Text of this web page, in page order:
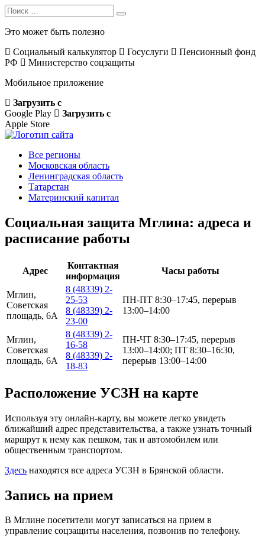
Search
for:
Search
Это может быть полезно
Социальный калькулятор
Госуслуги
Пенсионный фонд
РФ
Министерство соцзащиты
Мобильное приложение
Загрузить с
Google Play
Загрузить с
Apple Store
Все регионы
Московская область
Ленинградская область
Татарстан
Материнский капитал
Социальная защита Мглина: адреса и
расписание работы
Адрес
Контактная
информация
Часы работы
Мглин,
Советская
площадь, 6А
8 (48339) 2-
25-53
8 (48339) 2-
23-00
ПН-ПТ 8:30–17:45, перерыв
13:00–14:00
Мглин,
Советская
площадь, 6А
8 (48339) 2-
16-58
8 (48339) 2-
18-83
ПН-ЧТ 8:30–17:45, перерыв
13:00–14:00; ПТ 8:30–16:30,
перерыв 13:00–14:00
Расположение УСЗН на карте
Используя эту онлайн-карту, вы можете легко увидеть
ближайший адрес представительства, а также узнать точный
маршрут к нему как пешком, так и автомобилем или
общественным транспортом.
Здесь находятся все адреса УСЗН в Брянской области.
Запись на прием
В Мглине посетители могут записаться на прием в
управление соцзащиты населения, позвонив по телефону.